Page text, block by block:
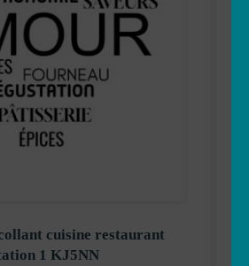
cuisine restaurant
1 KJ5NN